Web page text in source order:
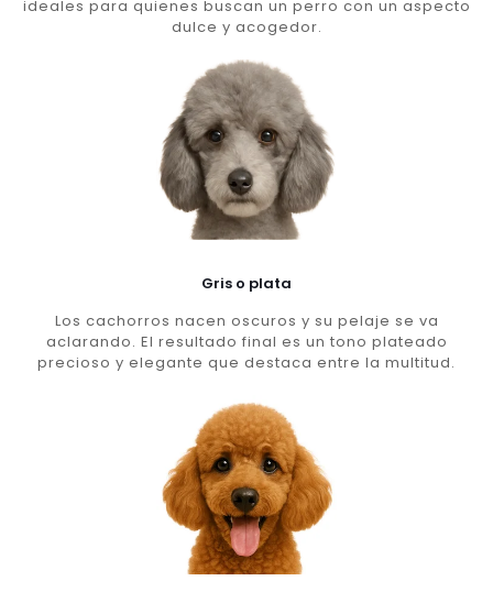
ideales para quienes buscan un perro con un aspecto
dulce y acogedor.
Gris o plata
Los cachorros nacen oscuros y su pelaje se va
aclarando. El resultado final es un tono plateado
precioso y elegante que destaca entre la multitud.